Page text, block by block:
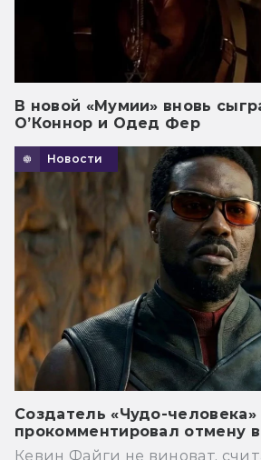
В новой «Мумии» вновь
О’Коннор и Одед Фер
Новости
Создатель «Чудо-человека»
прокомментировал отмену
Кевин Файги не виноват,